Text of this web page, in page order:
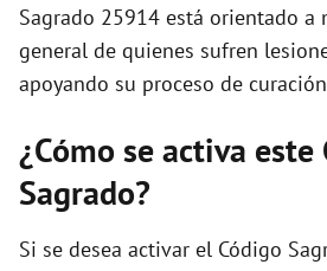
Sagrado 25914 está orientado a
general de quienes sufren
apoyando su proceso de
¿Cómo se activa este
Sagrado?
Si se desea activar el Código